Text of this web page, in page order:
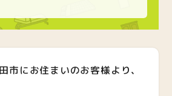
市にお住まいのお客様より、